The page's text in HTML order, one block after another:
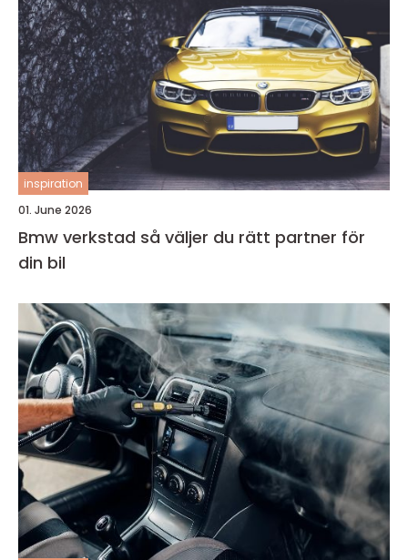
inspiration
01. June 2026
Bmw verkstad så väljer du rätt partner för
din bil